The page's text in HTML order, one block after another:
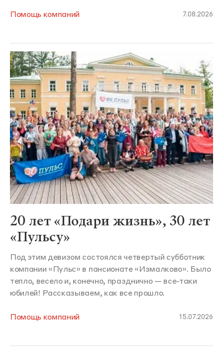
Помощь компаний 7.08.2026
20 лет «Подари жизнь», 30 лет
«Пульсу»
Под этим девизом состоялся четвертый субботник
компании «Пульс» в пансионате «Измалково». Было
тепло, весело и, конечно, празднично — все-таки
юбилей! Рассказываем, как все прошло.
Помощь компаний 15.07.2026